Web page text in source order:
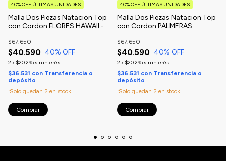
Malla Dos Piezas Natacion Top
con Cordon FLORES HAWAII -
$40.590
$67.650
40% OFF
2 x $20.295 sin interés
40% OFF ÚLTIMAS UNIDADES
$36.531 con Transferencia o
depósito
¡Solo quedan 2 en stock!
Comprar
Malla Dos Piezas Natacion Top
con Cordon PALMERAS
DE TEMPORADA
$40.590
$67.650
40% OFF
2 x $20.295 sin interés
40% OFF ÚLTIMAS UNIDADES
$36.531 con Transferencia o
depósito
¡Solo quedan 2 en stock!
Comprar